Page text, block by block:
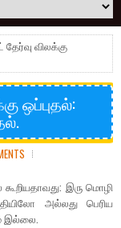
தேர்வு விலக்கு
ஒப்புதல்:
இரு மொழி
அல்லது பெரிய
இல்லை.